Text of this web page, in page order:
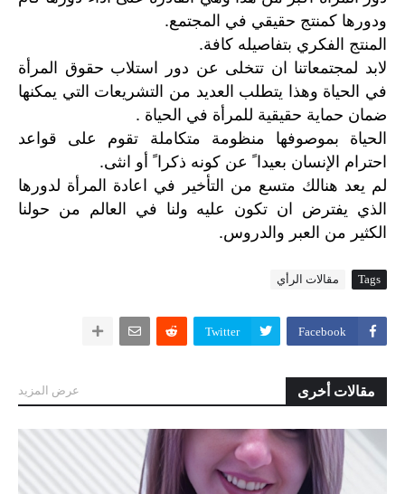
ودورها كمنتج حقيقي في المجتمع.
المنتج الفكري بتفاصيله كافة.
لابد لمجتمعاتنا ان تتخلى عن دور استلاب حقوق المرأة
في الحياة وهذا يتطلب العديد من التشريعات التي يمكنها
ضمان حماية حقيقية للمرأة في الحياة .
الحياة بموصوفها منظومة متكاملة تقوم على قواعد
احترام الإنسان بعيدا ً عن كونه ذكرا ً أو انثى.
لم يعد هنالك متسع من التأخير في اعادة المرأة لدورها
الذي يفترض ان تكون عليه ولنا في العالم من حولنا
الكثير من العبر والدروس.
Tags مقالات الرأي
Facebook
Twitter
مقالات أخرى عرض المزيد